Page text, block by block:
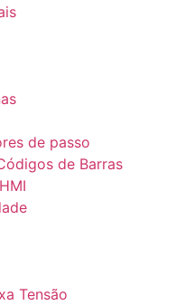
de passo
de Barras
Tensão